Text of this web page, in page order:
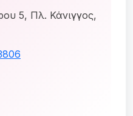
5, Πλ. Κάνιγγος,